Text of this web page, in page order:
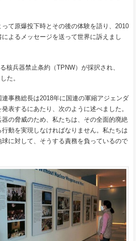
て原爆投下時とその後の体験を語り、2010
よるメッセージを送って世界に訴えまし
核兵器禁止条約（TPNW）が採択され、
た。
連事務総長は2018年に国連の軍縮アジェンダ
発表するにあたり、次のように述べました。
器の脅威のため、私たちは、その全面的廃絶
動を実現しなければなりません。私たちは
に対して、そうする責務を負っているので